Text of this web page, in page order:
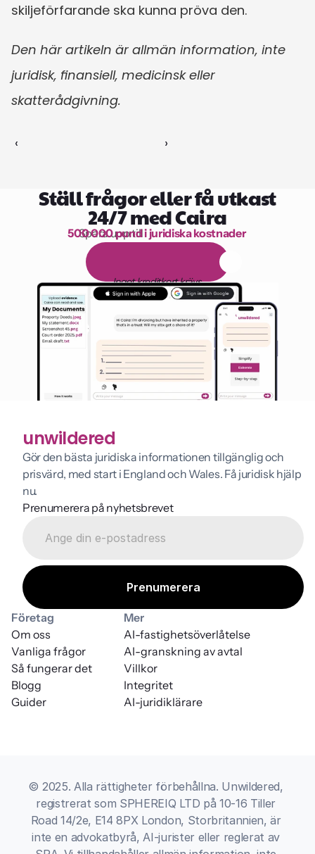
skiljeförfarande ska kunna pröva den.
Den här artikeln är allmän information, inte
juridisk, finansiell, medicinsk eller
skatterådgivning.
‹ ›
Ställ frågor eller få utkast
24/7 med Caira
1 000 timmars läsning
Spara upp till
500 000 pund i juridiska kostnader
a
Inget kreditkort krävs
unwildered
Gör den bästa juridiska informationen tillgänglig och
prisvärd, med start i England och Wales. Få juridisk hjälp
nu.
Prenumerera på nyhetsbrevet
Företag
Om oss
Vanliga frågor
Så fungerar det
Blogg
Guider
Mer
Villkor
AI-granskning av avtal
AI-juridiklärare
Integritet
AI-fastighetsöverlåtelse
© 2025. Alla rättigheter förbehållna. Unwildered,
registrerat som SPHEREIQ LTD på 10-16 Tiller
Road 14/2e, E14 8PX London, Storbritannien, är
inte en advokatbyrå, AI-jurister eller reglerat av